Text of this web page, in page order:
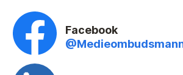
Facebook